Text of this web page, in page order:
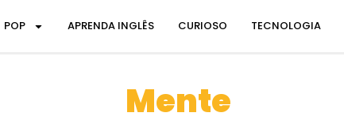
POP APRENDA INGLÊS CURIOSO TECNOLOGIA
Mente